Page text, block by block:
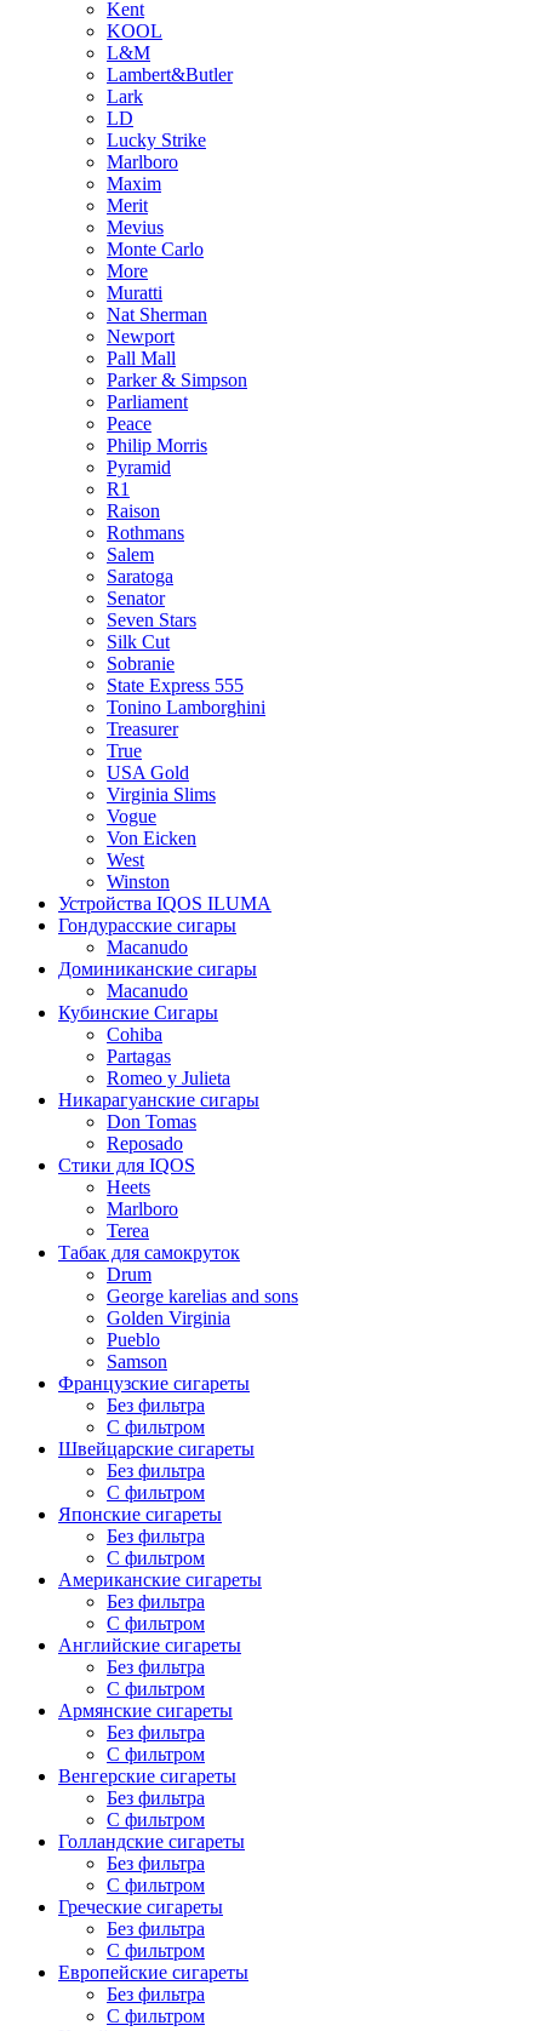
Kent
KOOL
L&M
Lambert&Butler
Lark
LD
Lucky Strike
Marlboro
Maxim
Merit
Mevius
Monte Carlo
More
Muratti
Nat Sherman
Newport
Pall Mall
Parker & Simpson
Parliament
Peace
Philip Morris
Pyramid
R1
Raison
Rothmans
Salem
Saratoga
Senator
Seven Stars
Silk Cut
Sobranie
State Express 555
Tonino Lamborghini
Treasurer
True
USA Gold
Virginia Slims
Vogue
Von Eicken
West
Winston
Устройства IQOS ILUMA
Гондурасские сигары
Macanudo
Доминиканские сигары
Macanudo
Кубинские Сигары
Cohiba
Partagas
Romeo y Julieta
Никарагуанские сигары
Don Tomas
Reposado
Стики для IQOS
Heets
Marlboro
Terea
Табак для самокруток
Drum
George karelias and sons
Golden Virginia
Pueblo
Samson
Французские сигареты
Без фильтра
С фильтром
Швейцарские сигареты
Без фильтра
С фильтром
Японские сигареты
Без фильтра
С фильтром
Американские сигареты
Без фильтра
С фильтром
Английские сигареты
Без фильтра
С фильтром
Армянские сигареты
Без фильтра
С фильтром
Венгерские сигареты
Без фильтра
С фильтром
Голландские сигареты
Без фильтра
С фильтром
Греческие сигареты
Без фильтра
С фильтром
Европейские сигареты
Без фильтра
С фильтром